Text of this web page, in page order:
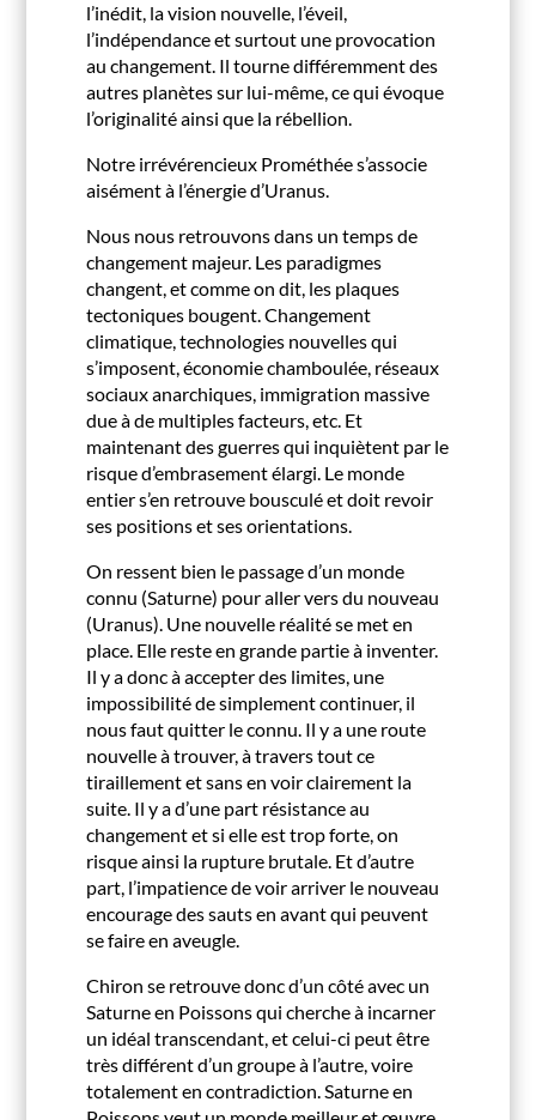
l’inédit, la vision nouvelle, l’éveil,
l’indépendance et surtout une provocation
au changement. Il tourne différemment des
autres planètes sur lui-même, ce qui évoque
l’originalité ainsi que la rébellion.
Notre irrévérencieux Prométhée s’associe
aisément à l’énergie d’Uranus.
Nous nous retrouvons dans un temps de
changement majeur. Les paradigmes
changent, et comme on dit, les plaques
tectoniques bougent. Changement
climatique, technologies nouvelles qui
s’imposent, économie chamboulée, réseaux
sociaux anarchiques, immigration massive
due à de multiples facteurs, etc. Et
maintenant des guerres qui inquiètent par le
risque d’embrasement élargi. Le monde
entier s’en retrouve bousculé et doit revoir
ses positions et ses orientations.
On ressent bien le passage d’un monde
connu (Saturne) pour aller vers du nouveau
(Uranus). Une nouvelle réalité se met en
place. Elle reste en grande partie à inventer.
Il y a donc à accepter des limites, une
impossibilité de simplement continuer, il
nous faut quitter le connu. Il y a une route
nouvelle à trouver, à travers tout ce
tiraillement et sans en voir clairement la
suite. Il y a d’une part résistance au
changement et si elle est trop forte, on
risque ainsi la rupture brutale. Et d’autre
part, l’impatience de voir arriver le nouveau
encourage des sauts en avant qui peuvent
se faire en aveugle.
Chiron se retrouve donc d’un côté avec un
Saturne en Poissons qui cherche à incarner
un idéal transcendant, et celui-ci peut être
très différent d’un groupe à l’autre, voire
totalement en contradiction. Saturne en